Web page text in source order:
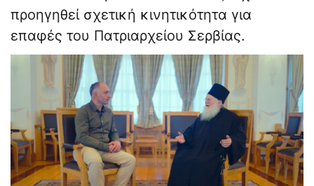
προηγηθεί σχετική κινητικότητα για
επαφές του Πατριαρχείου Σερβίας.